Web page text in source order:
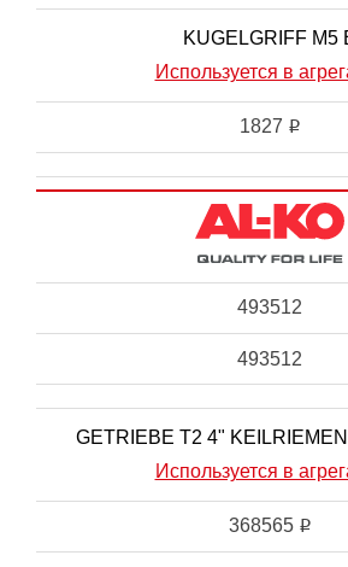
KUGELGRIFF M5
Используется в
1827 i
493512
493512
GETRIEBE T2 4"
Используется в
368565 i